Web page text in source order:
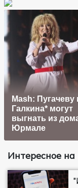
Mash: Пугачеву
Галкина* могут
выгнать из
Юрмале
Интересное на